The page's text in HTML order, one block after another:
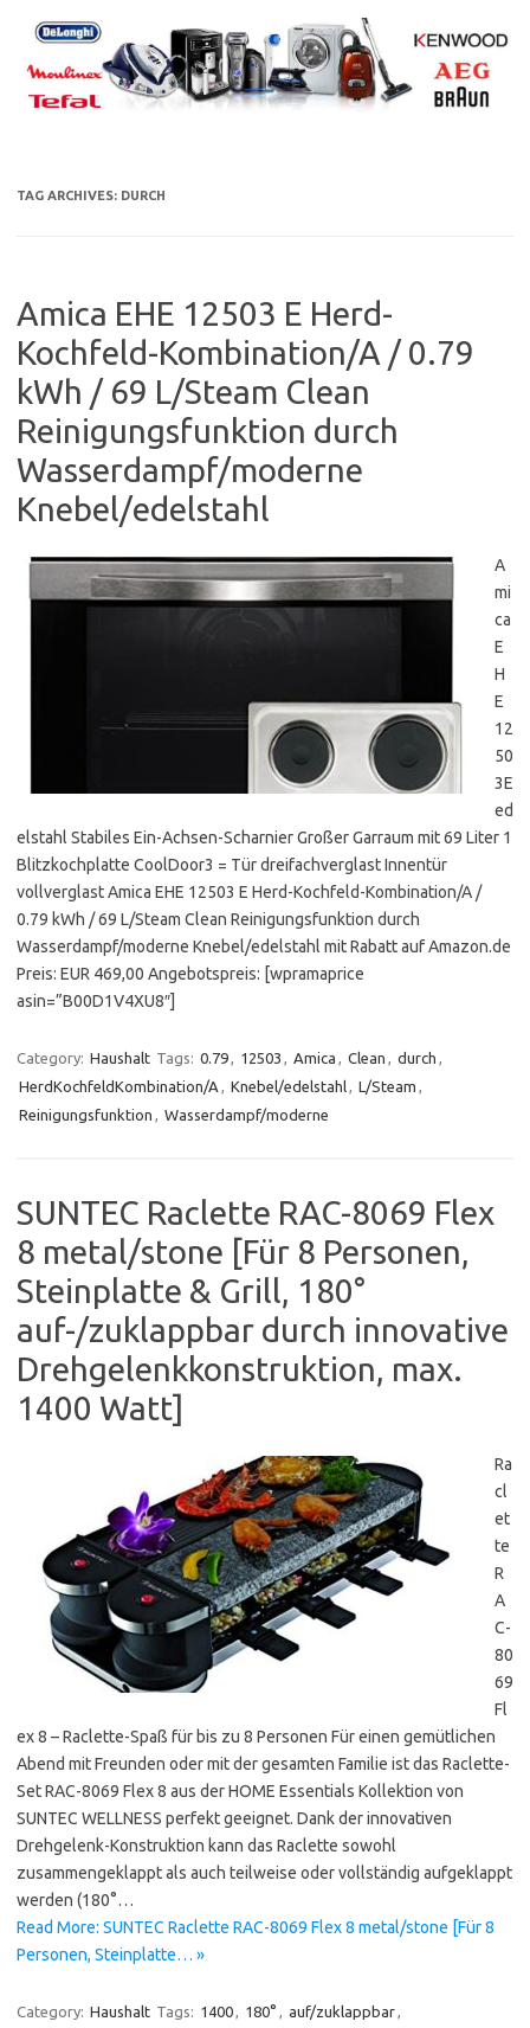
content
TAG ARCHIVES: DURCH
Amica EHE 12503 E Herd-
Kochfeld-Kombination/A / 0.79
kWh / 69 L/Steam Clean
Reinigungsfunktion durch
Wasserdampf/moderne
Knebel/edelstahl
A
mi
ca
E
H
E
12
50
3E
ed
elstahl Stabiles Ein-Achsen-Scharnier Großer Garraum mit 69 Liter 1
Blitzkochplatte CoolDoor3 = Tür dreifachverglast Innentür
vollverglast Amica EHE 12503 E Herd-Kochfeld-Kombination/A /
0.79 kWh / 69 L/Steam Clean Reinigungsfunktion durch
Wasserdampf/moderne Knebel/edelstahl mit Rabatt auf Amazon.de
Preis: EUR 469,00 Angebotspreis: [wpramaprice
asin=”B00D1V4XU8″]
Category: Haushalt Tags: 0.79, 12503 , Amica , Clean , durch ,
HerdKochfeldKombination/A , Knebel/edelstahl, L/Steam ,
Reinigungsfunktion , Wasserdampf/moderne
SUNTEC Raclette RAC-8069 Flex
8 metal/stone [Für 8 Personen,
Steinplatte & Grill, 180°
auf-/zuklappbar durch innovative
Drehgelenkkonstruktion, max.
1400 Watt]
Ra
cl
et
te
R
A
C-
80
69
Fl
ex 8 – Raclette-Spaß für bis zu 8 Personen Für einen gemütlichen
Abend mit Freunden oder mit der gesamten Familie ist das Raclette-
Set RAC-8069 Flex 8 aus der HOME Essentials Kollektion von
SUNTEC WELLNESS perfekt geeignet. Dank der innovativen
Drehgelenk-Konstruktion kann das Raclette sowohl
zusammengeklappt als auch teilweise oder vollständig aufgeklappt
werden (180°…
Read More: SUNTEC Raclette RAC-8069 Flex 8 metal/stone [Für 8
Personen, Steinplatte… »
Category: Haushalt Tags: 1400, 180° , auf/zuklappbar,